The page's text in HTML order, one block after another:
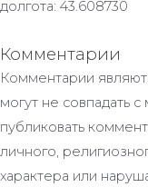
долгота: 43.608730
Комментарии
Комментарии
могут не совпадать
публиковать
личного,
характера или